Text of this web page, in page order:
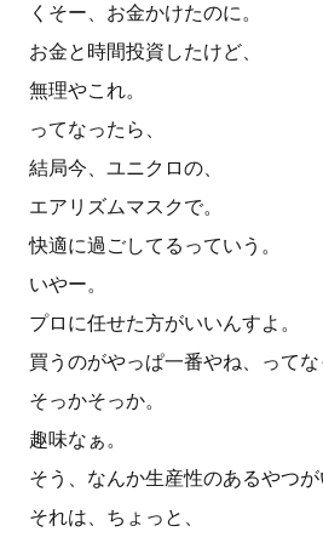
くそー、お金かけたのに。
お金と時間投資したけど、
無理やこれ。
ってなったら、
結局今、ユニクロの、
エアリズムマスクで。
快適に過ごしてるっていう。
いやー。
プロに任せた方がいいんすよ。
買うのがやっぱ一番やね、ってな
そっかそっか。
趣味なぁ。
そう、なんか生産性のあるやつが
それは、ちょっと、